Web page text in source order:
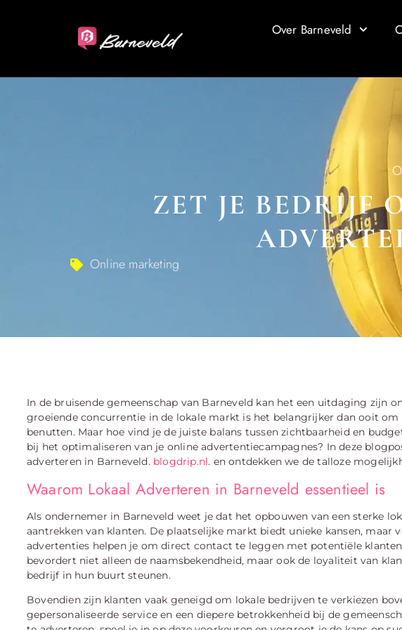
Over Barneveld
ZET JE BEDRIJF
Online marketing
In de bruisende gemeenschap van Barneveld kan het een uitdaging zijn
groeiende concurrentie in de lokale markt is het belangrijker dan ooit
benutten. Maar hoe vind je de juiste balans tussen zichtbaarheid en
bij het optimaliseren van je online advertentiecampagnes? In deze
adverteren in Barneveld. blogdrip.nl. en ontdekken we de talloze
Waarom Lokaal Adverteren in Barneveld essentieel is
Als ondernemer in Barneveld weet je dat het opbouwen van een sterke
aantrekken van klanten. De plaatselijke markt biedt unieke kansen, maar
advertenties helpen je om direct contact te leggen met potentiële
bevordert niet alleen de naamsbekendheid, maar ook de loyaliteit van
bedrijf in hun buurt steunen.
Bovendien zijn klanten vaak geneigd om lokale bedrijven te verkiezen
gepersonaliseerde service en een diepere betrokkenheid bij de